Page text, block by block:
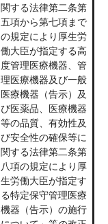
関する法律第二条第
五項から第七項まで
の規定により厚生労
働大臣が指定する高
度管理医療機器、管
理医療機器及び一般
医療機器（告示）及
び医薬品、医療機器
等の品質、有効性及
び安全性の確保等に
関する法律第二条第
八項の規定により厚
生労働大臣が指定す
る特定保守管理医療
機器（告示）の施行